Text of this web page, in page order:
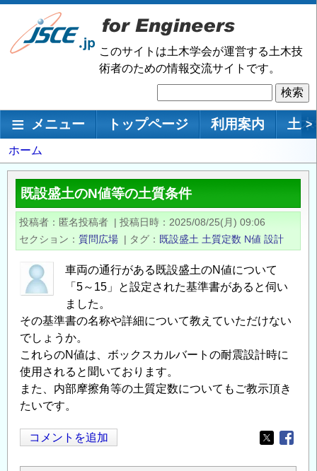
メ
ン
移
このサイトは土木学会が運営する土木技
術者のための情報交流サイトです。
索
メインナビゲーション
メニュー トップページ 利用案内 土 >
パ
ン
く
ず
ホーム
既設盛土のN値等の土質条件
投稿者 匿名投稿者 | 投稿日時
2025/08/25(月) 09:06
セクション
質問広場 | タグ 既設盛土 土質定数 N値 設計
車両の通行がある既設盛土のN値について
「5～15」と設定された基準書があると伺い
ました。
その基準書の名称や詳細について教えていただけない
でしょうか。
これらのN値は、ボックスカルバートの耐震設計時に
使用されると聞いております。
また、内部摩擦角等の土質定数についてもご教示頂き
たいです。
コメントを追加
Opens in